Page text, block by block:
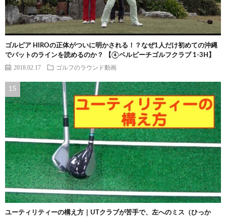
ゴルピア HIROの正体がついに明かされる！？なぜ1人だけ初めての沖縄
でパットのラインを読めるのか？ 【④ベルビーチゴルフクラブ 1-3H】
2018.02.17 ゴルフのラウンド動画
ユーティリティーの構え方｜UTクラブが苦手で、左へのミス（ひっか